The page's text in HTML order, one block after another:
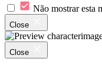
Não mostrar esta
Close
Close